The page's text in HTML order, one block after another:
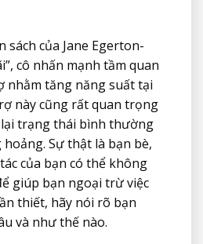
của Jane Egerton-
cô nhấn mạnh tầm quan
nhằm tăng năng suất tại
này cũng rất quan trọng
trạng thái bình thường
Sự thật là bạn bè,
của bạn có thể không
giúp bạn ngoại trừ việc
thiết, hãy nói rõ bạn
và như thế nào.